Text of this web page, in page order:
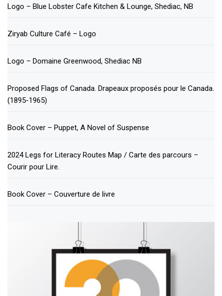
Logo – Blue Lobster Cafe Kitchen & Lounge, Shediac, NB
Ziryab Culture Café – Logo
Logo – Domaine Greenwood, Shediac NB
Proposed Flags of Canada. Drapeaux proposés pour le Canada.
(1895-1965)
Book Cover – Puppet, A Novel of Suspense
2024 Legs for Literacy Routes Map / Carte des parcours –
Courir pour Lire.
Book Cover – Couverture de livre